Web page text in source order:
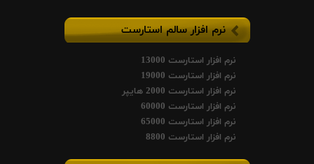
نرم افزار سالم استارست
نرم افزار استارست 13000
نرم افزار استارست 19000
نرم افزار استارست 2000 هایپر
نرم افزار استارست 60000
نرم افزار استارست 65000
نرم افزار استارست 8800